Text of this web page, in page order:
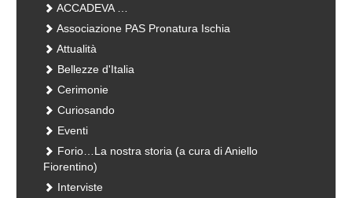
ACCADEVA …
Associazione PAS Pronatura Ischia
Attualità
Bellezze d'Italia
Cerimonie
Curiosando
Eventi
Forio…La nostra storia (a cura di Aniello
Fiorentino)
Interviste